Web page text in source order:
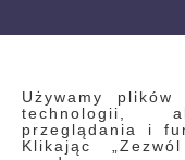
Używamy
technologii,
przeglądania i
Klikając